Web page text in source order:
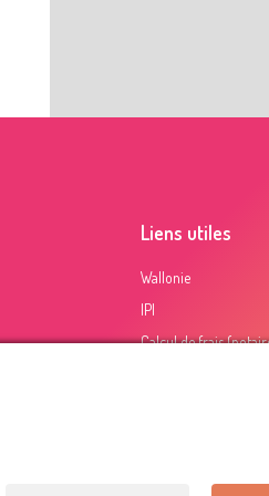
Liens utiles
Wallonie
IPI
Calcul de frais